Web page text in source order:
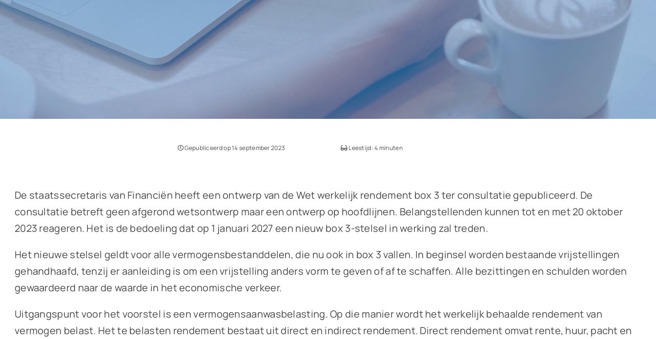
Gepubliceerd op 14 september 2023 Leestijd: 4 minuten
De staatssecretaris van Financiën heeft een ontwerp van de Wet werkelijk rendement box 3 ter consultatie gepubliceerd. De
consultatie betreft geen afgerond wetsontwerp maar een ontwerp op hoofdlijnen. Belangstellenden kunnen tot en met 20 oktober
2023 reageren. Het is de bedoeling dat op 1 januari 2027 een nieuw box 3-stelsel in werking zal treden.
Het nieuwe stelsel geldt voor alle vermogensbestanddelen, die nu ook in box 3 vallen. In beginsel worden bestaande vrijstellingen
gehandhaafd, tenzij er aanleiding is om een vrijstelling anders vorm te geven of af te schaffen. Alle bezittingen en schulden worden
gewaardeerd naar de waarde in het economische verkeer.
Uitgangspunt voor het voorstel is een vermogensaanwasbelasting. Op die manier wordt het werkelijk behaalde rendement van
vermogen belast. Het te belasten rendement bestaat uit direct en indirect rendement. Direct rendement omvat rente, huur, pacht en